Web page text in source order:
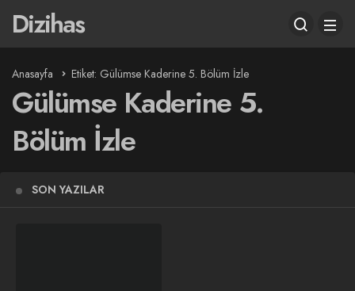
Dizihas
Anasayfa Etiket: Gülümse Kaderine 5. Bölüm İzle
Gülümse Kaderine 5.
Bölüm İzle
SON YAZILAR